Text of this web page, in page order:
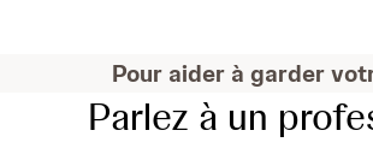
Pour aider à garder
Parlez à un